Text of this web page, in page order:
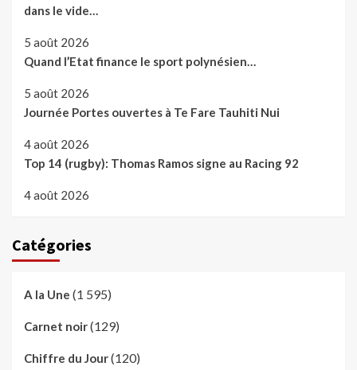
dans le vide…
5 août 2026
Quand l’Etat finance le sport polynésien…
5 août 2026
Journée Portes ouvertes à Te Fare Tauhiti Nui
4 août 2026
Top 14 (rugby): Thomas Ramos signe au Racing 92
4 août 2026
Catégories
A la Une (1 595)
Carnet noir(129)
Chiffre du Jour(120)